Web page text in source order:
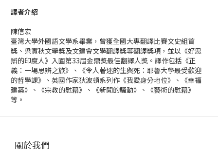
譯者介紹
陳信宏
臺灣大學外國語文學系畢業，曾獲全國大專翻譯比賽文史組首
獎、梁實秋文學獎及文建會文學翻譯獎等翻譯獎項，並以《好思
辯的印度人》入圍第33屆金鼎獎最佳翻譯人獎。譯作包括《正
義：一場思辨之旅》、《令人著迷的生與死：耶魯大學最受歡迎
的哲學課》、英國作家狄波頓系列作《我愛身分地位》、《幸福
建築》、《宗教的慰藉》、《新聞的騷動》、《藝術的慰藉》
等。
關於我們